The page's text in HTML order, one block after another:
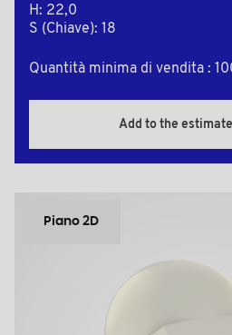
H: 22,0
S (Chiave): 18
Quantità minima di vendita :
Add to the estimate
Piano 2D